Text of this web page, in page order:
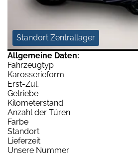
Standort Zentrallager
Allgemeine Daten:
Fahrzeugtyp
Karosserieform
Erst-Zul.
Getriebe
Kilometerstand
Anzahl der Türen
Farbe
Standort
Lieferzeit
Unsere Nummer